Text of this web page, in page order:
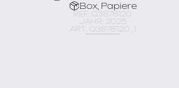
Box, Papiere
REF. Q3878120
JAHR: 2025
ART. Q3878120_1